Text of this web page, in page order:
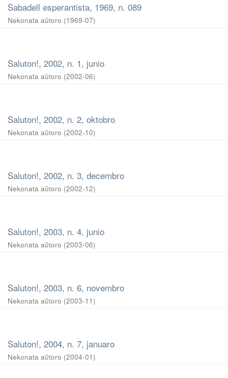
Sabadell esperantista, 1969, n. 089
Nekonata aŭtoro (1969-07)
Saluton!, 2002, n. 1, junio
Nekonata aŭtoro (2002-06)
Saluton!, 2002, n. 2, oktobro
Nekonata aŭtoro (2002-10)
Saluton!, 2002, n. 3, decembro
Nekonata aŭtoro (2002-12)
Saluton!, 2003, n. 4, junio
Nekonata aŭtoro (2003-06)
Saluton!, 2003, n. 6, novembro
Nekonata aŭtoro (2003-11)
Saluton!, 2004, n. 7, januaro
Nekonata aŭtoro (2004-01)